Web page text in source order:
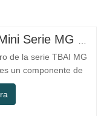
de la serie TBAI MG
un componente de
alto rendimiento
para equipos